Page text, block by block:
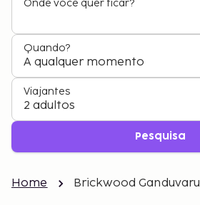
Onde você quer ficar?
Quando?
A qualquer momento
Viajantes
2 adultos
Pesquisa
Home Brickwood Ganduvaru